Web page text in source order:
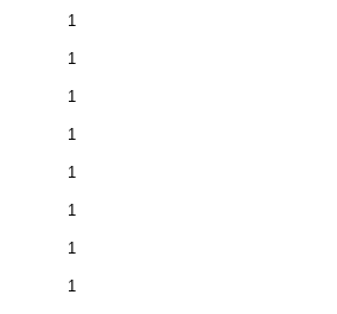
1
1
1
1
1
1
1
1